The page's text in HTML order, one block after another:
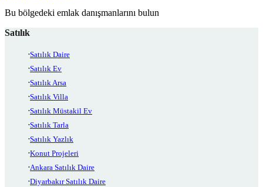
Bu bölgedeki emlak danışmanlarını bulun
Satılık
Satılık Daire
Satılık Ev
Satılık Arsa
Satılık Villa
Satılık Müstakil Ev
Satılık Tarla
Satılık Yazlık
Konut Projeleri
Ankara Satılık Daire
Diyarbakır Satılık Daire